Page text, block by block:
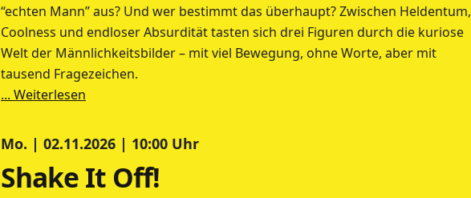
“echten Mann” aus? Und wer bestimmt das überhaupt? Zwischen Heldentum,
Coolness und endloser Absurdität tasten sich drei Figuren durch die kuriose
Welt der Männlichkeitsbilder – mit viel Bewegung, ohne Worte, aber mit
tausend Fragezeichen.
... Weiterlesen
Mo. | 02.11.2026 | 10:00 Uhr
Shake It Off!